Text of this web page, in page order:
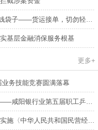
基层金融消保服务根基
更多+
务技能竞赛圆满落幕